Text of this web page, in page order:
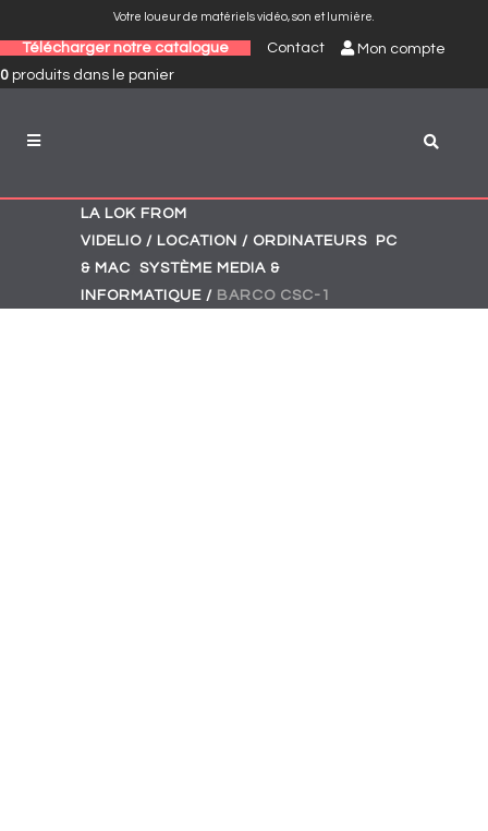
Votre loueur de matériels vidéo, son et lumière.
Télécharger notre catalogue Contact
Mon compte
0 produits dans le panier
LA LOK FROM
VIDELIO / LOCATION / ORDINATEURS
PC
& MAC
SYSTÈME MEDIA &
INFORMATIQUE / BARCO CSC-1